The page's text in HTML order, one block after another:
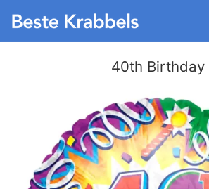
40th Birthday